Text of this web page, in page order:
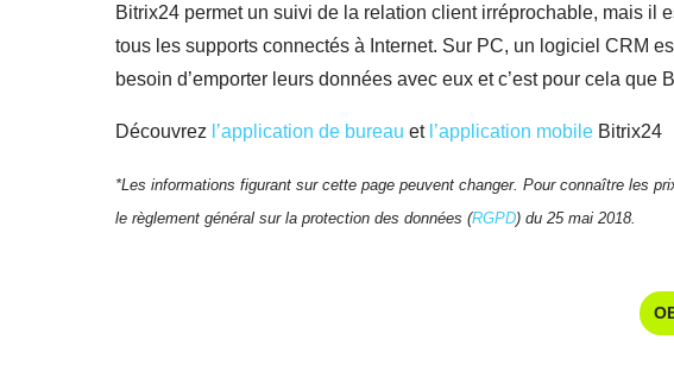
Bitrix24 permet un suivi de la relation client irréprochable, mais il
tous les supports connectés à Internet. Sur PC, un logiciel CRM
besoin d’emporter leurs données avec eux et c’est pour cela
Découvrez l’application de bureau et l’application mobile Bitrix24
*Les informations figurant sur cette page peuvent changer. Pour connaître les
le règlement général sur la protection des données (RGPD) du 25 mai 2018.